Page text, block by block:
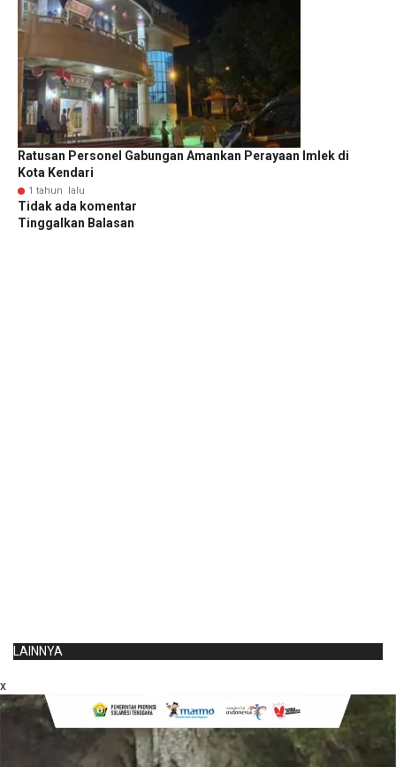
Ratusan Personel Gabungan Amankan Perayaan Imlek di
Kota Kendari
1 tahun lalu
Tidak ada komentar
Tinggalkan Balasan
LAINNYA
x